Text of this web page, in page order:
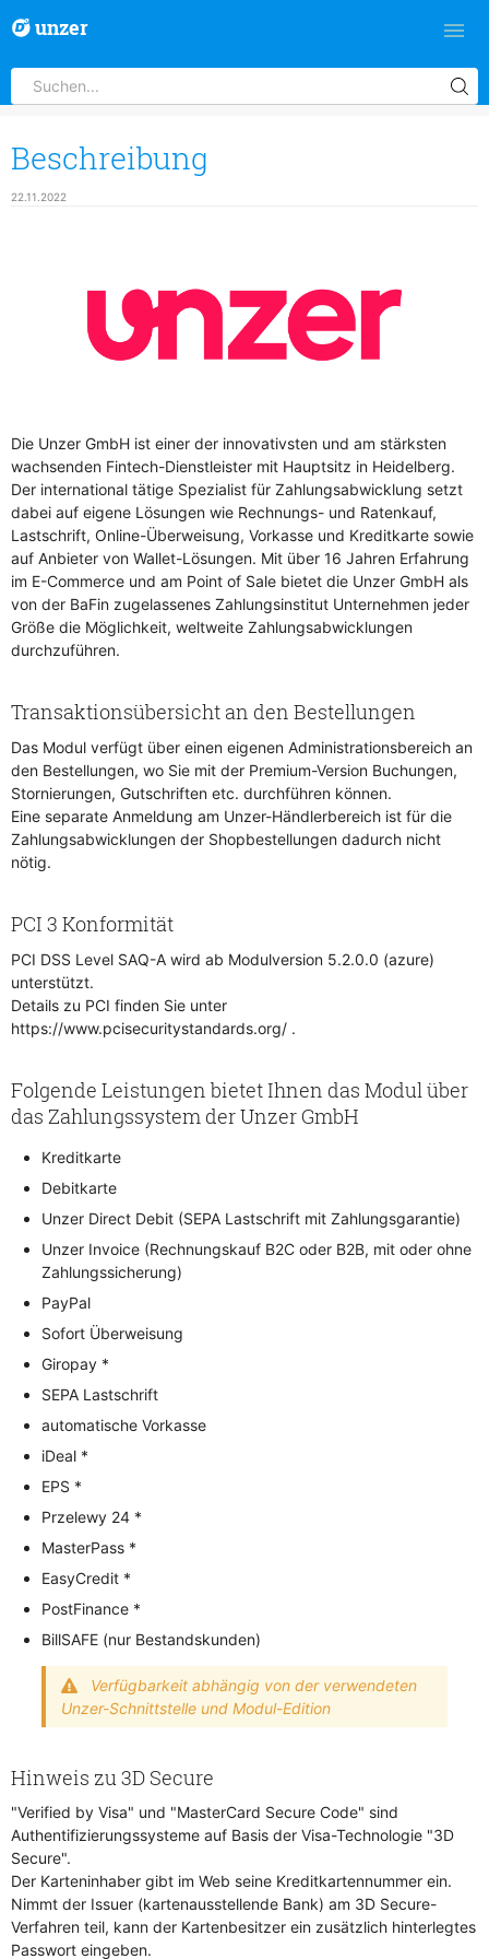
unzer
Beschreibung
22.11.2022
Die Unzer GmbH ist einer der innovativsten und am stärksten
wachsenden Fintech-Dienstleister mit Hauptsitz in Heidelberg.
Der international tätige Spezialist für Zahlungsabwicklung setzt
dabei auf eigene Lösungen wie Rechnungs- und Ratenkauf,
Lastschrift, Online-Überweisung, Vorkasse und Kreditkarte sowie
auf Anbieter von Wallet-Lösungen. Mit über 16 Jahren Erfahrung
im E-Commerce und am Point of Sale bietet die Unzer GmbH als
von der BaFin zugelassenes Zahlungsinstitut Unternehmen jeder
Größe die Möglichkeit, weltweite Zahlungsabwicklungen
durchzuführen.
Transaktionsübersicht an den Bestellungen
Das Modul verfügt über einen eigenen Administrationsbereich an
den Bestellungen, wo Sie mit der Premium-Version Buchungen,
Stornierungen, Gutschriften etc. durchführen können.
Eine separate Anmeldung am Unzer-Händlerbereich ist für die
Zahlungsabwicklungen der Shopbestellungen dadurch nicht
nötig.
PCI 3 Konformität
PCI DSS Level SAQ-A wird ab Modulversion 5.2.0.0 (azure)
unterstützt.
Details zu PCI finden Sie unter
https://www.pcisecuritystandards.org/ .
Folgende Leistungen bietet Ihnen das Modul über
das Zahlungssystem der Unzer GmbH
Kreditkarte
Debitkarte
Unzer Direct Debit (SEPA Lastschrift mit Zahlungsgarantie)
Unzer Invoice (Rechnungskauf B2C oder B2B, mit oder ohne
Zahlungssicherung)
PayPal
Sofort Überweisung
Giropay *
SEPA Lastschrift
automatische Vorkasse
iDeal *
EPS *
Przelewy 24 *
MasterPass *
EasyCredit *
PostFinance *
BillSAFE (nur Bestandskunden)
Verfügbarkeit abhängig von der verwendeten
Unzer-Schnittstelle und Modul-Edition
Hinweis zu 3D Secure
"Verified by Visa" und "MasterCard Secure Code" sind
Authentifizierungssysteme auf Basis der Visa-Technologie "3D
Secure".
Der Karteninhaber gibt im Web seine Kreditkartennummer ein.
Nimmt der Issuer (kartenausstellende Bank) am 3D Secure-
Verfahren teil, kann der Kartenbesitzer ein zusätzlich hinterlegtes
Passwort eingeben.